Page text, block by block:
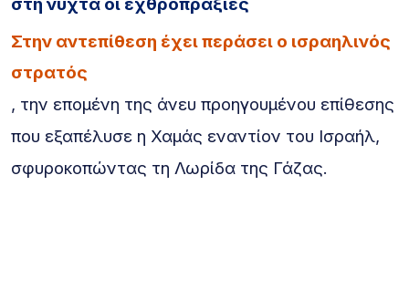
Στην αντεπίθεση έχει περάσει ο ισραηλινός
στρατός
, την επομένη της άνευ προηγουμένου επίθεσης
που εξαπέλυσε η Χαμάς εναντίον του Ισραήλ,
σφυροκοπώντας τη Λωρίδα της Γάζας.